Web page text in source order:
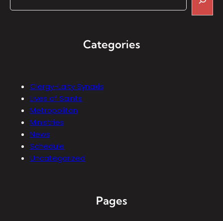
Categories
Clergy-Laity Synaxis
Lives of Saints
Metropolitan
Ministries
News
Schedule
Uncategorized
Pages